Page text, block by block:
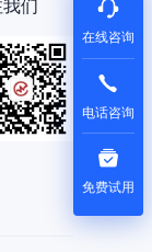
在线咨询
电话咨询
免费试用